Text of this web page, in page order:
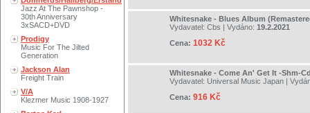
Jazz At The Pawnshop -
30th Anniversary
3xSACD+DVD
Prodigy
Music For The Jilted
Generation
Jackson Alan
Freight Train
V/A
Klezmer Music 1908-1927
Whitesnake - Blues Album
Vydavatel: Cbs | Vydáno: 19.2.2021
Cena: 1032 Kč
Whitesnake - Come An' Get It -Shm-
Vydavatel: Universal Music Japan |
Cena: 916 Kč